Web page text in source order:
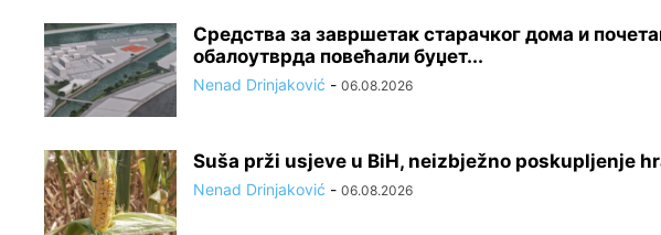
Средства за завршетак старачког дома и
обалоутврда повећали буџет...
Nenad Drinjaković - 06.08.2026
Suša prži usjeve u BiH, neizbježno poskupljenje
Nenad Drinjaković - 06.08.2026